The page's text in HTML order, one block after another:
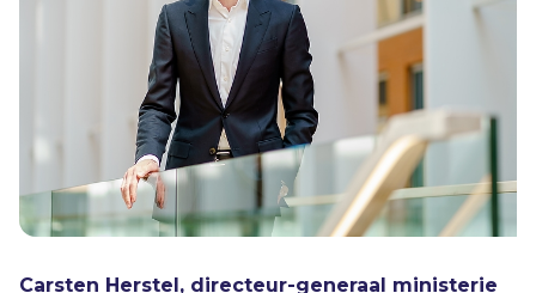
Carsten Herstel, directeur-generaal ministerie